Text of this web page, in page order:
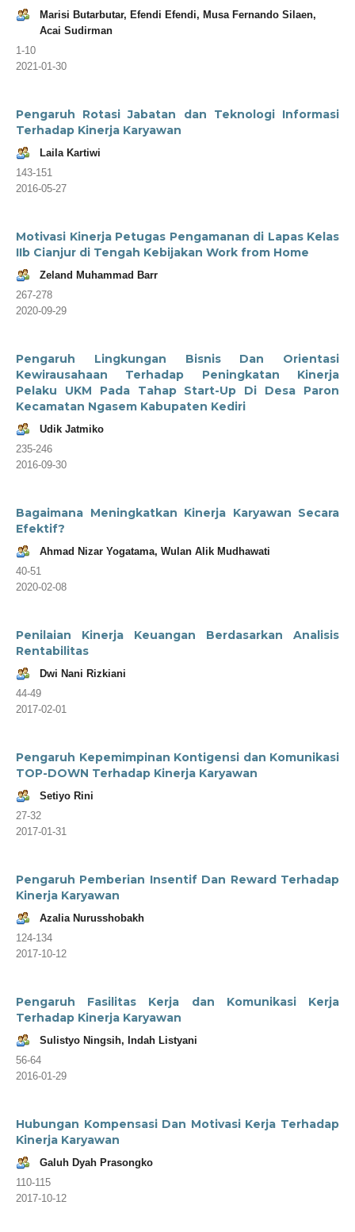
Marisi Butarbutar, Efendi Efendi, Musa Fernando Silaen,
Acai Sudirman
1-10
2021-01-30
Pengaruh Rotasi Jabatan dan Teknologi Informasi
Terhadap Kinerja Karyawan
Laila Kartiwi
143-151
2016-05-27
Motivasi Kinerja Petugas Pengamanan di Lapas Kelas
IIb Cianjur di Tengah Kebijakan Work from Home
Zeland Muhammad Barr
267-278
2020-09-29
Pengaruh Lingkungan Bisnis Dan Orientasi
Kewirausahaan Terhadap Peningkatan Kinerja
Pelaku UKM Pada Tahap Start-Up Di Desa Paron
Kecamatan Ngasem Kabupaten Kediri
Udik Jatmiko
235-246
2016-09-30
Bagaimana Meningkatkan Kinerja Karyawan Secara
Efektif?
Ahmad Nizar Yogatama, Wulan Alik Mudhawati
40-51
2020-02-08
Penilaian Kinerja Keuangan Berdasarkan Analisis
Rentabilitas
Dwi Nani Rizkiani
44-49
2017-02-01
Pengaruh Kepemimpinan Kontigensi dan Komunikasi
TOP-DOWN Terhadap Kinerja Karyawan
Setiyo Rini
27-32
2017-01-31
Pengaruh Pemberian Insentif Dan Reward Terhadap
Kinerja Karyawan
Azalia Nurusshobakh
124-134
2017-10-12
Pengaruh Fasilitas Kerja dan Komunikasi Kerja
Terhadap Kinerja Karyawan
Sulistyo Ningsih, Indah Listyani
56-64
2016-01-29
Hubungan Kompensasi Dan Motivasi Kerja Terhadap
Kinerja Karyawan
Galuh Dyah Prasongko
110-115
2017-10-12